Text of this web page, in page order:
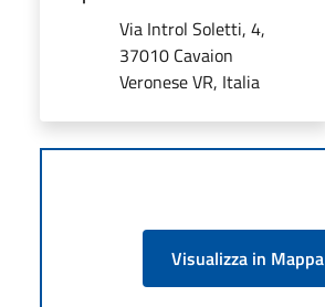
Via Introl Soletti, 4,
37010 Cavaion
Veronese VR, Italia
Visualizza in Mappa